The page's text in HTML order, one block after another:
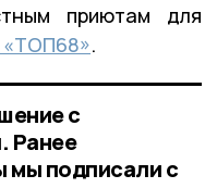
приютам для
.
с
Ранее
мы подписали с